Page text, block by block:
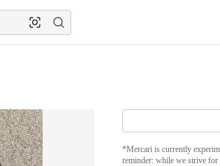
*Mercari is currently
reminder: while we strive for